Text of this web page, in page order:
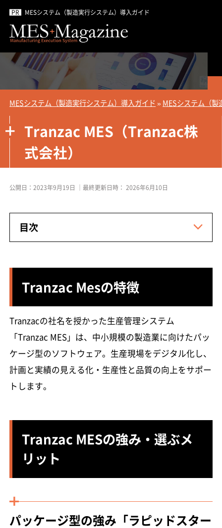
MESシステム（製造実行システム）導入ガイド
MESシステム（製造実行システム）導入ガイド»MESシステム（
Tranzac MES（Tranzac株
式会社）
公開日：2023年9月19日 ｜最終更新日時：2026年6月10日
目次
Tranzac Mesの特徴
Tranzacの社名を授かった生産管理システム
「Tranzac MES」は、中小規模の製造業に向けたパッ
ケージ型のソフトウェア。生産現場をデジタル化し、
計画と実績の見える化・生産性と品質の向上をサポー
トします。
Tranzac MESの強み・選ぶメ
リット
パッケージ型の強み「ラピッドスター